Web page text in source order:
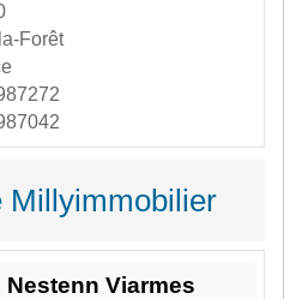
Forêt
Millyimmobilier
Viarmes